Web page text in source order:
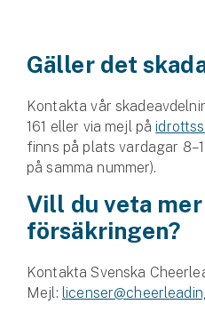
Motorcykel
Mc-försäkring
Märkesförsäkringar
Båt
Båtförsäkring
Vattenskoterförsäkring
Gäller det
Kontakta vår
161 eller via mejl på
finns på plats vardagar
på samma nummer).
Vill du veta
försäkringen?
Kontakta Svenska
Mejl: